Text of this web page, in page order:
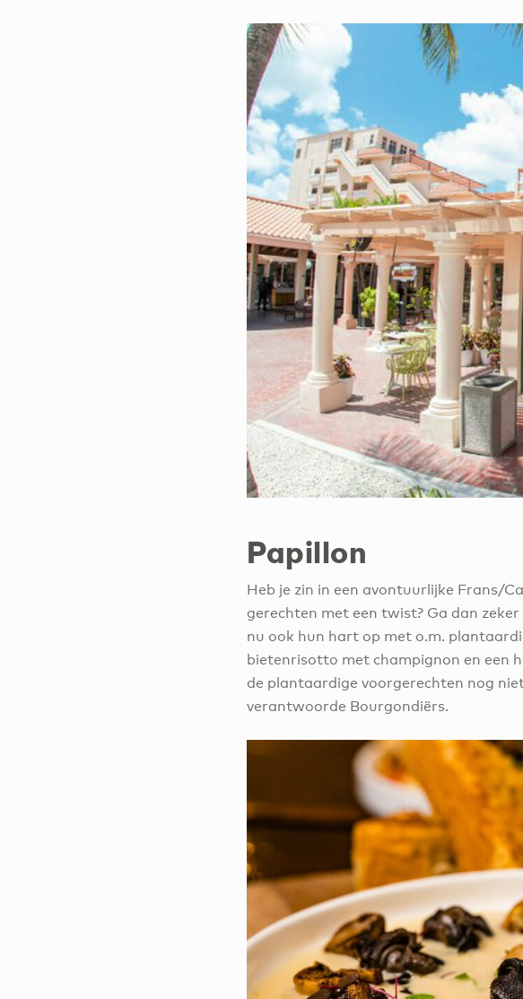
Papillon
Heb je zin in een avontuurlijke Frans/
gerechten met een twist? Ga dan
nu ook hun hart op met o.m.
bietenrisotto met champignon en een
de plantaardige voorgerechten nog
verantwoorde Bourgondiërs.